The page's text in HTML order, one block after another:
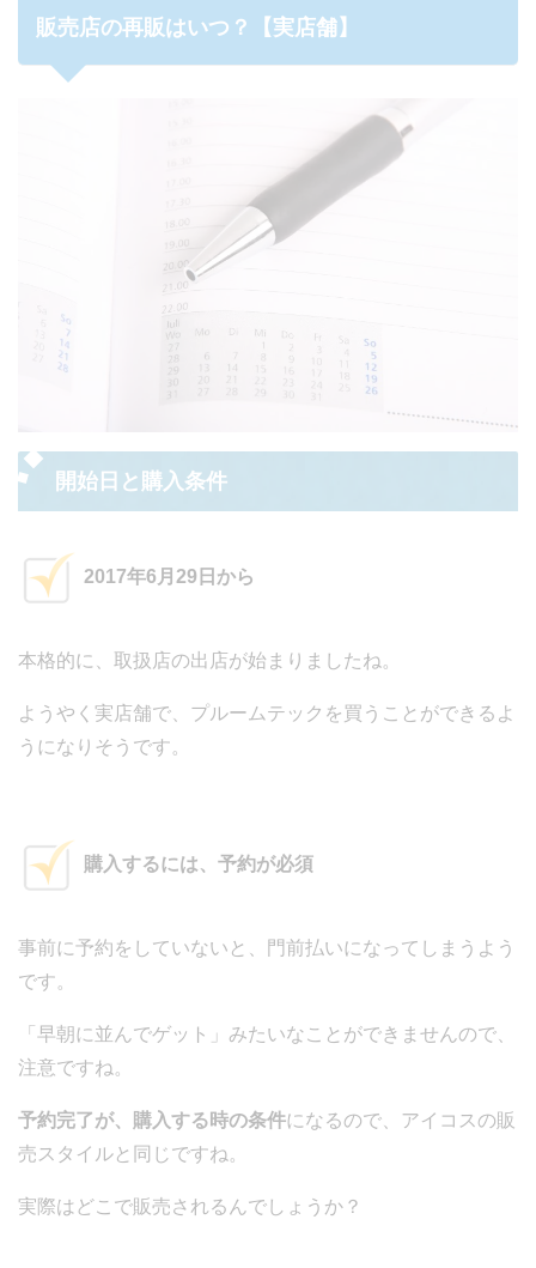
販売店の再販はいつ？【実店舗】
開始日と購入条件
2017年6月29日から
本格的に、取扱店の出店が始まりましたね。
ようやく実店舗で、プルームテックを買うことができるよ
うになりそうです。
購入するには、予約が必須
事前に予約をしていないと、門前払いになってしまうよう
です。
「早朝に並んでゲット」みたいなことができませんので、
注意ですね。
予約完了が、購入する時の条件になるので、アイコスの販
売スタイルと同じですね。
実際はどこで販売されるんでしょうか？